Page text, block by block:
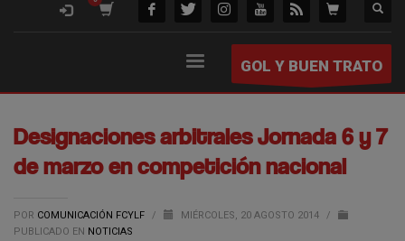
GOL Y BUEN TRATO
Designaciones arbitrales Jornada 6 y 7
de marzo en competición nacional
POR COMUNICACIÓN FCYLF / MIÉRCOLES, 20 AGOSTO 2014
/
PUBLICADO EN NOTICIAS